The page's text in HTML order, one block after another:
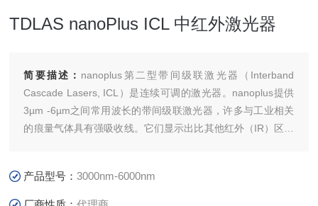
TDLAS nanoPlus ICL 中红外激光器
简要描述： nanoplus第二型带间级联激光器（Interband
Cascade Lasers, ICL）是连续可调的激光器。nanoplus提供
3µm -6µm之间常用波长的带间级联激光器，许多与工业相关
的痕量气体具有强吸收线。它们显示出比其他红外（IR）区域
些波长处均具有非常高的吸收线。
产品型号：3000nm-6000nm